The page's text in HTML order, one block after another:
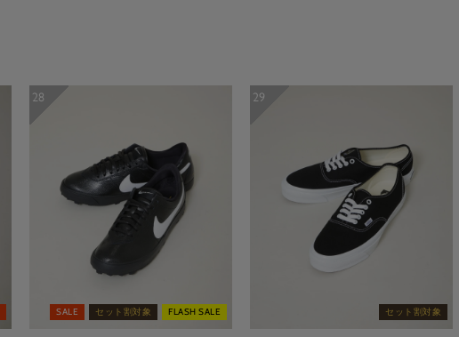
28
SALE セット割対象 FLASH SALE
29
セット割対象